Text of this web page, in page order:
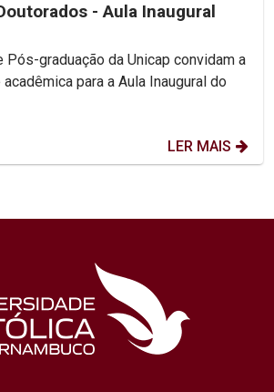
- Aula Inaugural
Pós-graduação da Unicap convidam a
para a Aula Inaugural do
LER MAIS